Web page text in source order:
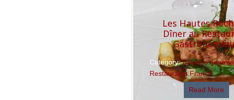
Les Hautes
Dîner au
Category:Balades
Restaurants France
Read More